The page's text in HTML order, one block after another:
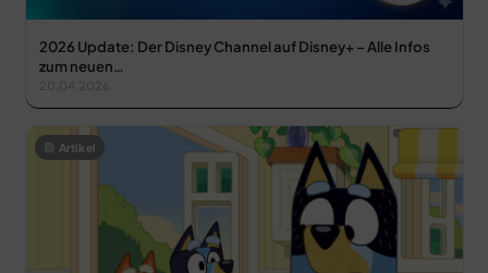
2026 Update: Der Disney Channel auf Disney+ – Alle Infos
zum neuen…
Artikel